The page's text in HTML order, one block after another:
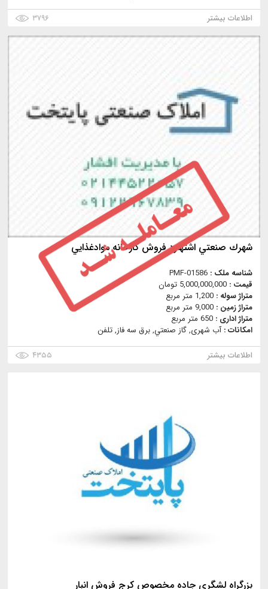
اطلاعات بیشتر
۳۷۹۶
شهرك صنعتي اشتهارد فروش كارخانه موادغذايي
شناسه ملک : PMF-01586
قیمت : 5,000,000,000 تومان
متراژ سوله : 1,200 متر مربع
متراژ زمین : 9,000 متر مربع
متراژ اداری : 650 متر مربع
امکانات :آب شهری, گاز صنعتي, برق سه فاز, تلفن
اطلاعات بیشتر
۴۳۵۵
بزرگراه لشگري جاده مخصوص كرج فروش انبار